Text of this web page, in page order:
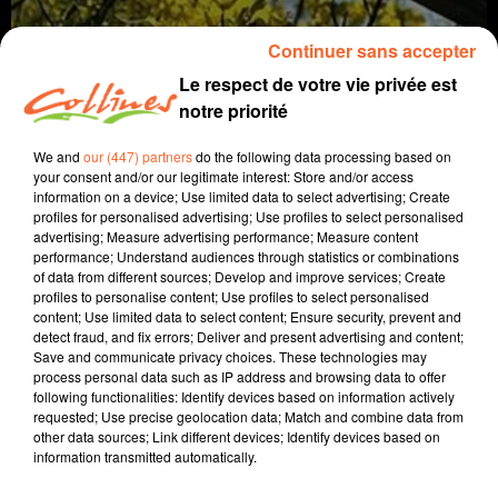
agriculture
11 juin 2026 - 4 min 49 sec
NOURRIR OU CONDUIRE, IL FAUT CHOISIR !
Jacqueline Pinon
A travers champs
Avec Ludo et Jacqueline, COLLINES porte un regard
différent sur l'agriculture chaque semaine le jeudi à
Le respect de votre vie privée est
notre priorité
We and our (447) partnersdo the following data processing based on
your consent and/or our legitimate interest: Store and/or access
information on a device; Use limited data to select advertising; Create
profiles for personalised advertising; Use profiles to select personalised
advertising; Measure advertising performance; Measure content
performance; Understand audiences through statistics or combinations
of data from different sources; Develop and improve services; Create
profiles to personalise content; Use profiles to select personalised
content; Use limited data to select content; Ensure security, prevent and
detect fraud, and fix errors; Deliver and present advertising and content;
Save and communicate privacy choices. These technologies may
process personal data such as IP address and browsing data to offer
following functionalities: Identify devices based on information actively
requested; Use precise geolocation data; Match and combine data from
other data sources; Link different devices; Identify devices based on
information transmitted automatically.
Continuer sans accepter